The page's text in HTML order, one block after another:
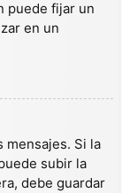
puede fijar un
en un
mensajes. Si la
subir la
debe guardar